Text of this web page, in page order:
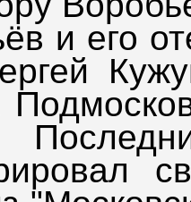
и его